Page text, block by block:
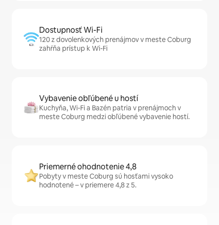
Dostupnosť Wi-Fi
120 z dovolenkových prenájmov v meste Coburg
zahŕňa prístup k Wi-Fi
Vybavenie obľúbené u hostí
Kuchyňa, Wi-Fi a Bazén patria v prenájmoch v
meste Coburg medzi obľúbené vybavenie hostí.
Priemerné ohodnotenie 4,8
Pobyty v meste Coburg sú hosťami vysoko
hodnotené – v priemere 4,8 z 5.